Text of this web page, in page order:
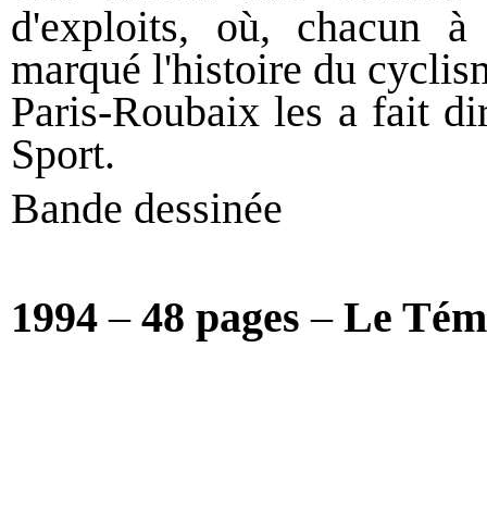
d'exploits, où, chacun
marqué l'histoire du
Paris-Roubaix les a fait
Sport.
Bande dessinée
1994 – 48 pages – Le